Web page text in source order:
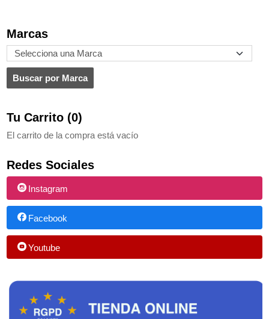
Marcas
Tu Carrito (0)
El carrito de la compra está vacío
Redes Sociales
Instagram
Facebook
Youtube